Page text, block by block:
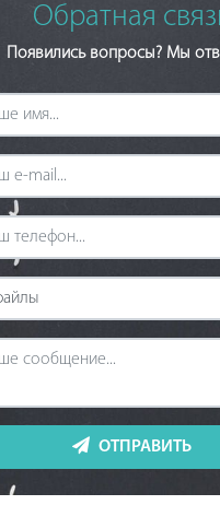
Обратная
Появились вопросы? Мы
ОТПРАВИТЬ